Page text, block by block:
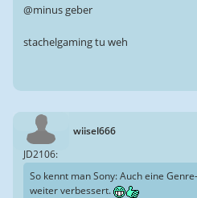
@minus geber
stachelgaming tu weh
wiisel666
JD2106:
So kennt man Sony: Auch eine
weiter verbessert.